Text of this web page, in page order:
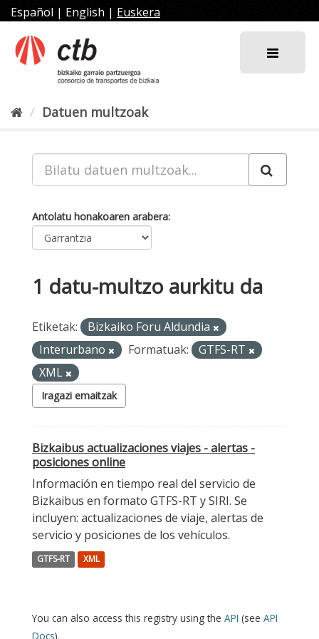
Joan
edukira
Español | English | Euskera
Datuen multzoak
Antolatu honakoaren arabera
1 datu-multzo aurkitu da
Etiketak:
Bizkaiko Foru Aldundia
Interurbano
Formatuak:
GTFS-RT
XML
Iragazi emaitzak
Bizkaibus actualizaciones viajes - alertas -
posiciones online
Información en tiempo real del servicio de
Bizkaibus en formato GTFS-RT y SIRI. Se
incluyen: actualizaciones de viaje, alertas de
servicio y posiciones de los vehículos.
GTFS-RT XML
You can also access this registry using the API (see API
Docs).